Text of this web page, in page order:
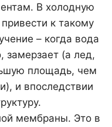
В холодную
к такому
– когда вода
замерзает (а лед,
площадь, чем
и впоследствии
мембраны. Это в